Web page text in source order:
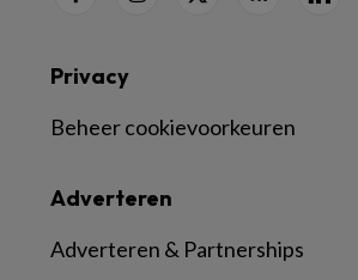
Adverteren
Adverteren & Partnerships
Privacy
Beheer cookievoorkeuren